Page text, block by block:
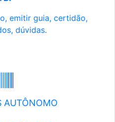
emitir guia, certidão,
dúvidas.
AUTÔNOMO